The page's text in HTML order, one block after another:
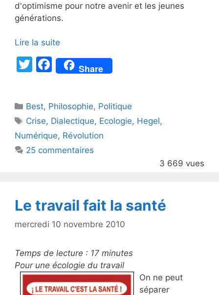
d'optimisme pour notre avenir et les jeunes
générations.
Lire la suite
T
er
F
a
e
b
o
o
Share
Catégories
Best, Philosophie, Politique
Étiquettes
Crise, Dialectique, Ecologie, Hegel,
Numérique, Révolution
25 commentaires
3 669 vues
Le travail fait la santé
mercredi 10 novembre 2010
Temps de lecture : 17 minutes
Pour une écologie du travail
On ne peut
séparer